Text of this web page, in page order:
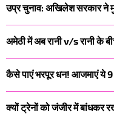
उप्र चुनाव: अखिलेश सरकार ने
अमेठी में अब रानी v/s रानी के
कैसे पाएं भरपूर धन! आजमाएं ये
क्यों ट्रेनों को जंजीर में बांधकर